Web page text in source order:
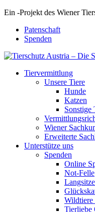
Ein -Projekt des Wiener
Patenschaft
Spenden
Tiervermittlung
Unsere Tiere
Hunde
Katzen
Sonstige
Wiener
Erweiterte
Unterstütze uns
Spenden
Online
Not-Felle
Tierliebe